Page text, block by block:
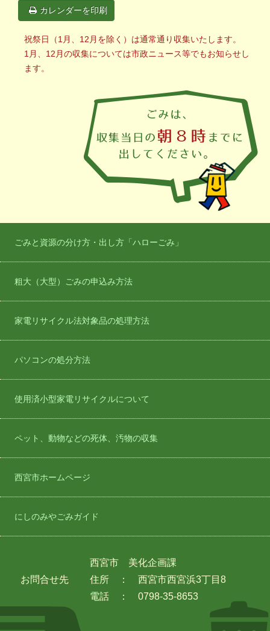
カレンダーを印刷
祝祭日（1月、12月を除く）は通常通り収集いたします。
1月、12月の収集については市政ニュース等でもお知らせし
ます。
ごみと資源の分け方・出し方「ハローごみ」
粗大（大型）ごみの申込み方法
家電リサイクル法対象品の処理方法
パソコンの処分方法
使用済小型家電リサイクルについて
ペット、動物などの死体、汚物の収集
西宮市ホームページ
にしのみやごみガイド
お問合せ先
西宮市 美化企画課
住所 ： 西宮市西宮浜3丁目8
電話 ： 0798-35-8653